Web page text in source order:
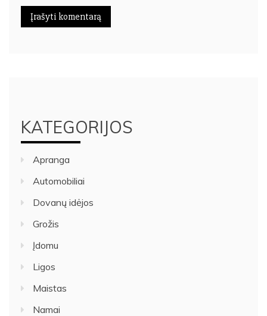
KATEGORIJOS
Apranga
Automobiliai
Dovanų idėjos
Grožis
Įdomu
Ligos
Maistas
Namai